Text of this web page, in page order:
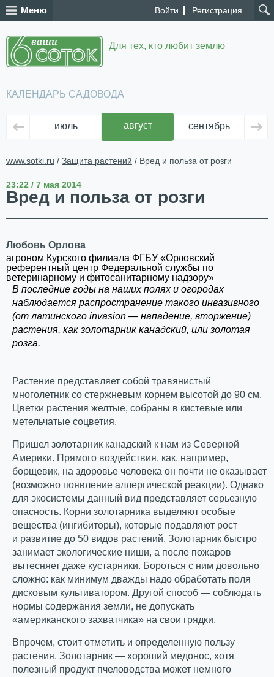
Войти Регистрация
Меню
Для тех, кто любит землю
КАЛЕНДАРЬ САДОВОДА
июль август сентябрь
www.sotki.ru / Защита растений / Вред и польза от розги
23:22 / 7 мая 2014
Вред и польза от розги
Любовь Орлова
агроном Курского филиала ФГБУ «Орловский
референтный центр Федеральной службы по
ветеринарному и фитосанитарному надзору»
В последние годы на наших полях и огородах
наблюдается распространение такого инвазивного
(от латинского invasion — нападение, вторжение)
растения, как золотарник канадский, или золотая
розга.
Растение представляет собой травянистый
многолетник со стержневым корнем высотой до 90 см.
Цветки растения желтые, собраны в кистевые или
метельчатые соцветия.
Пришел золотарник канадский к нам из Северной
Америки. Прямого воздействия, как, например,
борщевик, на здоровье человека он почти не оказывает
(возможно появление аллергической реакции). Однако
для экосистемы данный вид представляет серьезную
опасность. Корни золотарника выделяют особые
вещества (ингибиторы), которые подавляют рост
и развитие до 50 видов растений. Золотарник быстро
занимает экологические ниши, а после пожаров
вытесняет даже кустарники. Бороться с ним довольно
сложно: как минимум дважды надо обработать поля
дисковым культиватором. Другой способ — соблюдать
нормы содержания земли, не допускать
«американского захватчика» на свои грядки.
Впрочем, стоит отметить и определенную пользу
растения. Золотарник — хороший медонос, хотя
полезный продукт пчеловодства может немного